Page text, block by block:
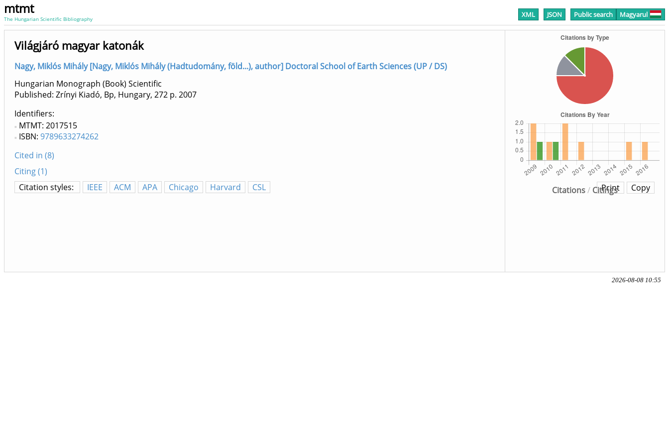
mtmt
The Hungarian Scientific Bibliography XML JSON Public search Magyarul
Citations/ Citings
Világjáró magyar katonák
Nagy, Miklós Mihály [Nagy, Miklós Mihály (Hadtudomány, föld...), author] Doctoral School of Earth Sciences (UP / DS)
Hungarian Monograph (Book) Scientific
Published: Zrínyi Kiadó, Bp, Hungary, 272 p. 2007
Identifiers
MTMT: 2017515
ISBN: 9789633274262
Cited in (8)
Citing (1)
Citation styles:
IEEE ACM APA Chicago Harvard CSL Copy
Print
2026-08-08 10:55